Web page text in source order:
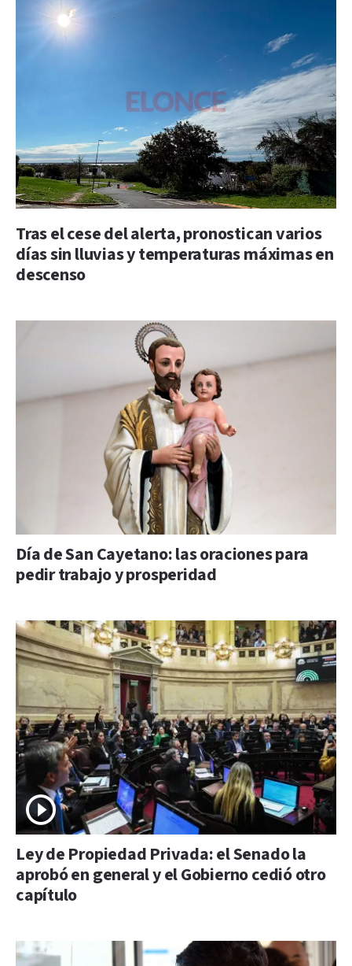
Tras el cese del alerta, pronostican varios
días sin lluvias y temperaturas máximas en
descenso
Día de San Cayetano: las oraciones para
pedir trabajo y prosperidad
Ley de Propiedad Privada: el Senado la
aprobó en general y el Gobierno cedió otro
capítulo